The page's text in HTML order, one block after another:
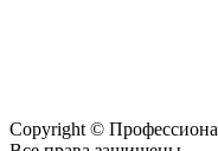
Copyright ©